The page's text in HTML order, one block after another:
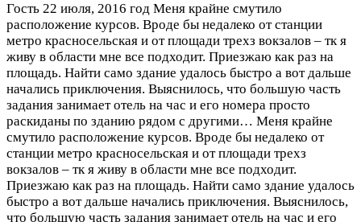
Гость 22 июля, 2016 год Меня крайне смутило
расположение курсов. Вроде бы недалеко от станции
метро красносельская и от площади трехз вокзалов – тк я
живу в области мне все подходит. Приезжаю как раз на
площадь. Найти само здание удалось быстро а вот дальше
начались приключения. Выяснилось, что большую часть
задания занимает отель на час и его номера просто
раскиданы по зданию рядом с другими… Меня крайне
смутило расположение курсов. Вроде бы недалеко от
станции метро красносельская и от площади трехз
вокзалов – тк я живу в области мне все подходит.
Приезжаю как раз на площадь. Найти само здание удалось
быстро а вот дальше начались приключения. Выяснилось,
что большую часть задания занимает отель на час и его